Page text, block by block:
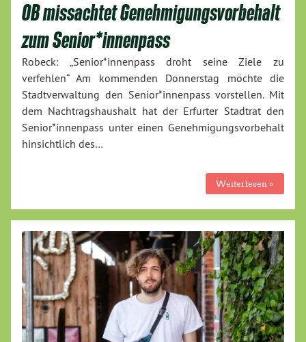
OB missachtet Genehmigungsvorbehalt
zum Senior*innenpass
Robeck: „Senior*innenpass droht seine Ziele zu
verfehlen“ Am kommenden Donnerstag möchte die
Stadtverwaltung den Senior*innenpass vorstellen. Mit
dem Nachtragshaushalt hat der Erfurter Stadtrat den
Senior*innenpass unter einen Genehmigungsvorbehalt
hinsichtlich des…
Weiterlesen »